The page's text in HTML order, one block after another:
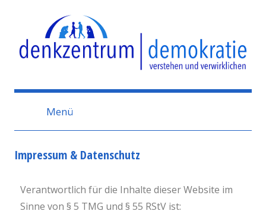
Denkzentrum
Demokratie
Menü
Impressum & Datenschutz
Verantwortlich für die Inhalte dieser Website im
Sinne von § 5 TMG und § 55 RStV ist: